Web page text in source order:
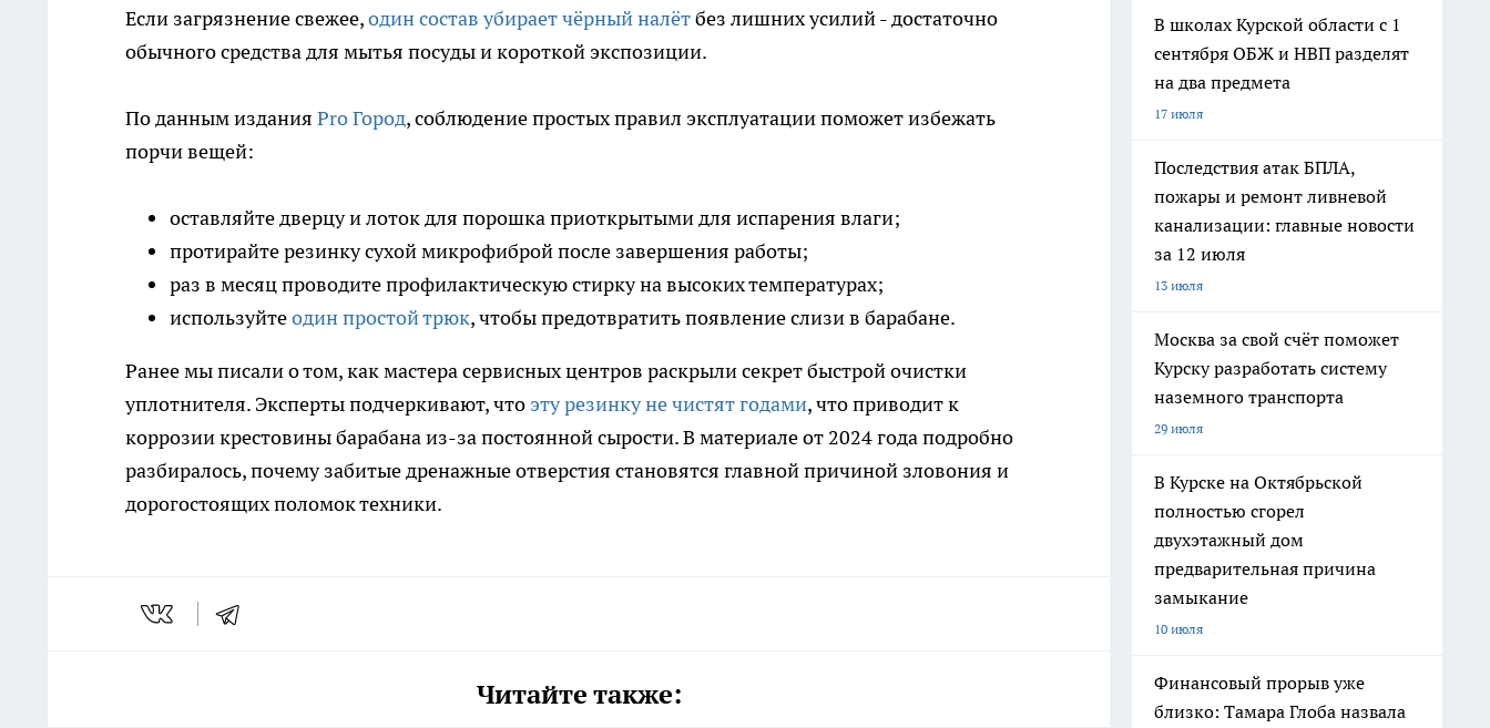
Если загрязнение свежее,один состав убирает чёрный налётбез лишних усилий - достаточно
обычного средства для мытья посуды и короткой экспозиции.
По данным издания Pro Город, соблюдение простых правил эксплуатации поможет избежать
порчи вещей:
оставляйте дверцу и лоток для порошка приоткрытыми для испарения влаги;
протирайте резинку сухой микрофиброй после завершения работы;
раз в месяц проводите профилактическую стирку на высоких температурах;
используйтеодин простой трюк, чтобы предотвратить появление слизи в барабане.
Ранее мы писали о том, как мастера сервисных центров раскрыли секрет быстрой очистки
уплотнителя. Эксперты подчеркивают, что эту резинку не чистят годами, что приводит к
коррозии крестовины барабана из-за постоянной сырости. В материале от 2024 года подробно
разбиралось, почему забитые дренажные отверстия становятся главной причиной зловония и
дорогостоящих поломок техники.
Читайте также:
В школах Курской области с 1
сентября ОБЖ и НВП разделят
на два предмета
17 июля
Последствия атак БПЛА,
пожары и ремонт ливневой
канализации: главные новости
за 12 июля
13 июля
Москва за свой счёт поможет
Курску разработать систему
наземного транспорта
29 июля
В Курске на Октябрьской
полностью сгорел
двухэтажный дом
предварительная причина
замыкание
10 июля
Финансовый прорыв уже
близко: Тамара Глоба назвала